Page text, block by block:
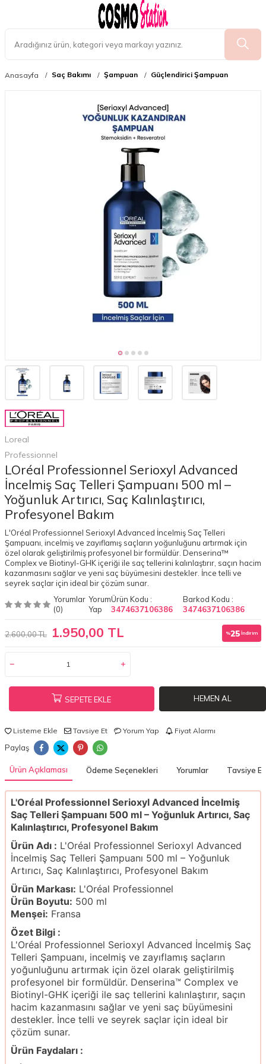
Anasayfa Saç Bakımı Şampuan Güçlendirici Şampuan
Loreal
Professionnel
LOréal Professionnel Serioxyl Advanced
İncelmiş Saç Telleri Şampuanı 500 ml –
Yoğunluk Artırıcı, Saç Kalınlaştırıcı,
Profesyonel Bakım
L'Oréal Professionnel Serioxyl Advanced İncelmiş Saç Telleri
Şampuanı, incelmiş ve zayıflamış saçların yoğunluğunu artırmak için
özel olarak geliştirilmiş profesyonel bir formüldür. Denserina™
Complex ve Biotinyl-GHK içeriği ile saç tellerini kalınlaştırır, saçın hacim
kazanmasını sağlar ve yeni saç büyümesini destekler. İnce telli ve
seyrek saçlar için ideal bir çözüm sunar.
Yorumlar
(0)
Yorum
Yap
Ürün Kodu :
3474637106386
Barkod Kodu :
3474637106386
2.600,00 TL 1.950,00 TL %25 İndirim
SEPETE EKLE HEMEN AL
Listeme Ekle Tavsiye Et Yorum Yap Fiyat Alarmı
Paylaş
Ürün Açıklaması Ödeme Seçenekleri Yorumlar Tavsiye Et
L'Oréal Professionnel Serioxyl Advanced İncelmiş
Saç Telleri Şampuanı 500 ml – Yoğunluk Artırıcı, Saç
Kalınlaştırıcı, Profesyonel Bakım
Ürün Adı : L'Oréal Professionnel Serioxyl Advanced
İncelmiş Saç Telleri Şampuanı 500 ml – Yoğunluk
Artırıcı, Saç Kalınlaştırıcı, Profesyonel Bakım
Ürün Markası: L'Oréal Professionnel
Ürün Boyutu: 500 ml
Menşei: Fransa
Özet Bilgi :
L'Oréal Professionnel Serioxyl Advanced İncelmiş Saç
Telleri Şampuanı, incelmiş ve zayıflamış saçların
yoğunluğunu artırmak için özel olarak geliştirilmiş
profesyonel bir formüldür. Denserina™ Complex ve
Biotinyl-GHK içeriği ile saç tellerini kalınlaştırır, saçın
hacim kazanmasını sağlar ve yeni saç büyümesini
destekler. İnce telli ve seyrek saçlar için ideal bir
çözüm sunar.
Ürün Faydaları :